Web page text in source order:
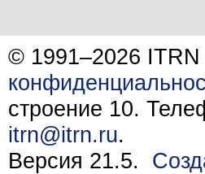
© 1991–2026
строение 10.
itrn@itrn.ru.
Версия 21.5.